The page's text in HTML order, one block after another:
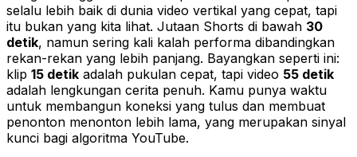
selalu lebih baik di dunia video vertikal yang cepat, tapi
itu bukan yang kita lihat. Jutaan Shorts di bawah 30
detik, namun sering kali kalah performa dibandingkan
rekan-rekan yang lebih panjang. Bayangkan seperti ini:
klip 15 detik adalah pukulan cepat, tapi video 55 detik
adalah lengkungan cerita penuh. Kamu punya waktu
untuk membangun koneksi yang tulus dan membuat
penonton menonton lebih lama, yang merupakan sinyal
kunci bagi algoritma YouTube.